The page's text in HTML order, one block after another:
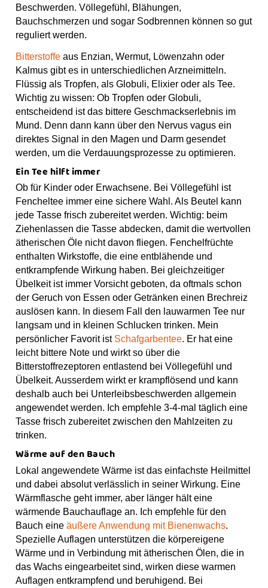
Beschwerden. Völlegefühl, Blähungen,
Bauchschmerzen und sogar Sodbrennen können so gut
reguliert werden.
Bitterstoffe aus Enzian, Wermut, Löwenzahn oder
Kalmus gibt es in unterschiedlichen Arzneimitteln.
Flüssig als Tropfen, als Globuli, Elixier oder als Tee.
Wichtig zu wissen: Ob Tropfen oder Globuli,
entscheidend ist das bittere Geschmackserlebnis im
Mund. Denn dann kann über den Nervus vagus ein
direktes Signal in den Magen und Darm gesendet
werden, um die Verdauungsprozesse zu optimieren.
Ein Tee hilft immer
Ob für Kinder oder Erwachsene. Bei Völlegefühl ist
Fencheltee immer eine sichere Wahl. Als Beutel kann
jede Tasse frisch zubereitet werden. Wichtig: beim
Ziehenlassen die Tasse abdecken, damit die wertvollen
ätherischen Öle nicht davon fliegen. Fenchelfrüchte
enthalten Wirkstoffe, die eine entblähende und
entkrampfende Wirkung haben. Bei gleichzeitiger
Übelkeit ist immer Vorsicht geboten, da oftmals schon
der Geruch von Essen oder Getränken einen Brechreiz
auslösen kann. In diesem Fall den lauwarmen Tee nur
langsam und in kleinen Schlucken trinken. Mein
persönlicher Favorit ist Schafgarbentee. Er hat eine
leicht bittere Note und wirkt so über die
Bitterstoffrezeptoren entlastend bei Völlegefühl und
Übelkeit. Ausserdem wirkt er krampflösend und kann
deshalb auch bei Unterleibsbeschwerden allgemein
angewendet werden. Ich empfehle 3-4-mal täglich eine
Tasse frisch zubereitet zwischen den Mahlzeiten zu
trinken.
Wärme auf den Bauch
Lokal angewendete Wärme ist das einfachste Heilmittel
und dabei absolut verlässlich in seiner Wirkung. Eine
Wärmflasche geht immer, aber länger hält eine
wärmende Bauchauflage an. Ich empfehle für den
Bauch eine äußere Anwendung mit Bienenwachs.
Spezielle Auflagen unterstützen die körpereigene
Wärme und in Verbindung mit ätherischen Ölen, die in
das Wachs eingearbeitet sind, wirken diese warmen
Auflagen entkrampfend und beruhigend. Bei